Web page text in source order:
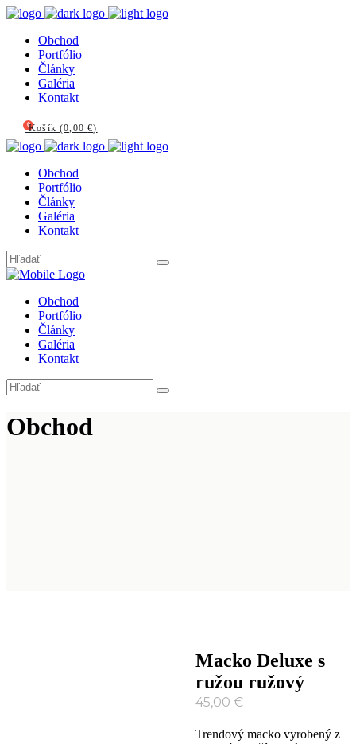
Obchod
Portfólio
Články
Galéria
Kontakt
0Košík (0,00€)
Obchod
Portfólio
Články
Galéria
Kontakt
Obchod
Portfólio
Články
Galéria
Kontakt
Obchod
Macko Deluxe s
ružou ružový
45,00 €
Trendový macko vyrobený z